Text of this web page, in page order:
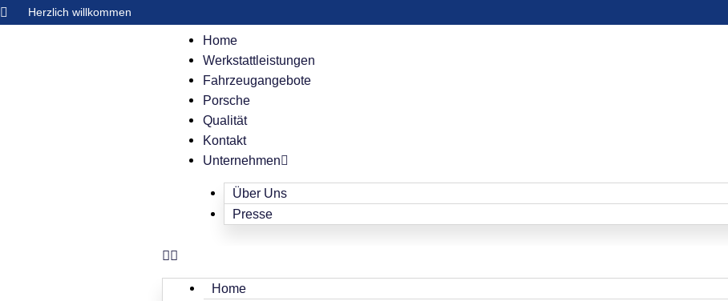
Herzlich willkommen
Home
Werkstattleistungen
Fahrzeugangebote
Porsche
Qualität
Kontakt
Unternehmen
Über Uns
Presse
Home